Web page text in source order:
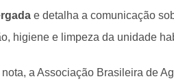
e detalha a comunicação
higiene e limpeza da unidade
nota, a Associação Brasileira de